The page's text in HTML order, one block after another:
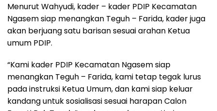
Menurut Wahyudi, kader – kader PDIP Kecamatan
Ngasem siap menangkan Teguh – Farida, kader juga
akan berjuang satu barisan sesuai arahan Ketua
umum PDIP.
“Kami kader PDIP Kecamatan Ngasem siap
menangkan Teguh – Farida, kami tetap tegak lurus
pada instruksi Ketua Umum, dan kami siap keluar
kandang untuk sosialisasi sesuai harapan Calon